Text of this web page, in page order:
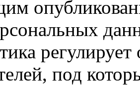
под